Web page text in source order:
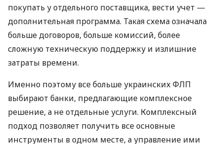
покупать у отдельного поставщика, вести учет —
дополнительная программа. Такая схема означала
больше договоров, больше комиссий, более
сложную техническую поддержку и излишние
затраты времени.
Именно поэтому все больше украинских ФЛП
выбирают банки, предлагающие комплексное
решение, а не отдельные услуги. Комплексный
подход позволяет получить все основные
инструменты в одном месте, а управление ими